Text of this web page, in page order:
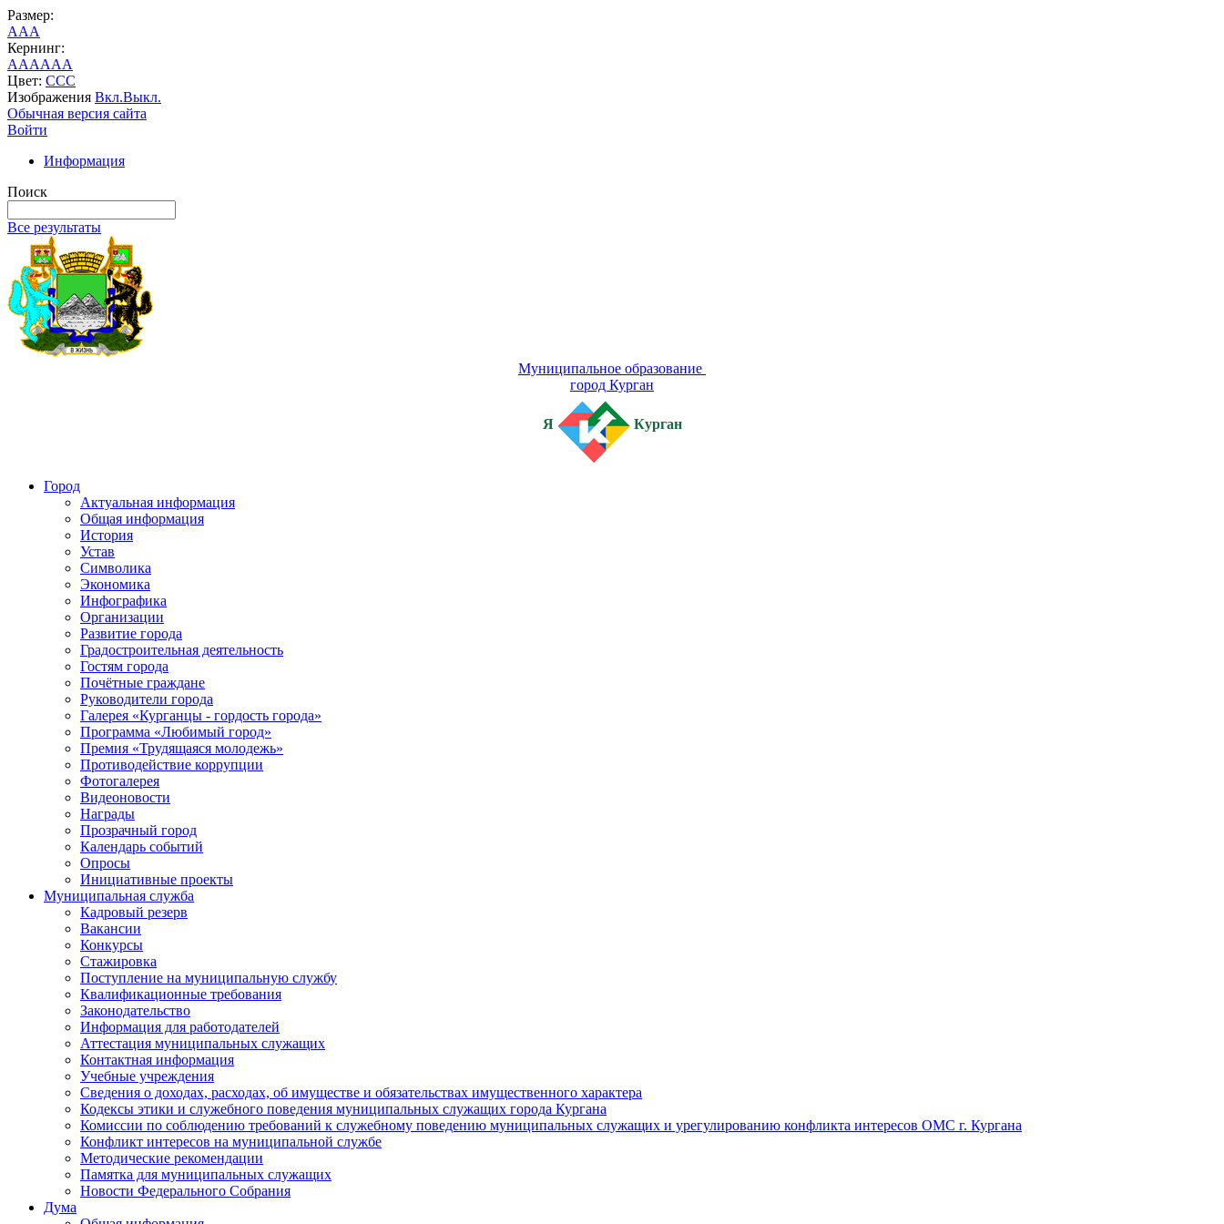
Размер:
AAA
Кернинг:
AAAAAA
Цвет: CCC
Изображения Вкл.Выкл.
Обычная версия сайта
Войти
Информация
Поиск
Все результаты
Муниципальное образование
город Курган
Я Курган
Город
Актуальная информация
Общая информация
История
Устав
Символика
Экономика
Инфографика
Организации
Развитие города
Градостроительная деятельность
Гостям города
Почётные граждане
Руководители города
Галерея «Курганцы - гордость города»
Программа «Любимый город»
Премия «Трудящаяся молодежь»
Противодействие коррупции
Фотогалерея
Видеоновости
Награды
Прозрачный город
Календарь событий
Опросы
Инициативные проекты
Муниципальная служба
Кадровый резерв
Вакансии
Конкурсы
Стажировка
Поступление на муниципальную службу
Квалификационные требования
Законодательство
Информация для работодателей
Аттестация муниципальных служащих
Контактная информация
Учебные учреждения
Сведения о доходах, расходах, об имуществе и обязательствах имущественного характера
Кодексы этики и служебного поведения муниципальных служащих города Кургана
Комиссии по соблюдению требований к служебному поведению муниципальных служащих и урегулированию конфликта интересов ОМС г. Кургана
Конфликт интересов на муниципальной службе
Методические рекомендации
Памятка для муниципальных служащих
Новости Федерального Cобрания
Дума